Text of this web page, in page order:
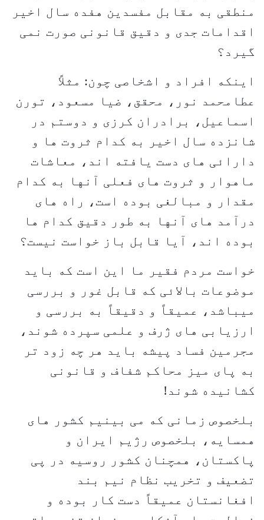
منطقی به مقابل مفسدین هفده سال اخیر
اقدامات جدی و دقیق قانونی صورت نمی
گیرد؟
اینکه افراد و اشخاصی چون: مثلاً
عطامحمد نور، محقق، ضیا مسعود، تورن
اسماعیل، برادران کرزی و دوستم در
شانزده سال اخیر به کدام ثروت ها و
دارائی های دست یافته اند، معاشات
ماهوار و ثروت های فعلی آنها به کدام
مقدار و مبالغی بوده است، راه های
درآمد های آنها به طور دقیق کدام ها
بوده اند، آیا قابل باز خواست نیست؟
خواست مردم فقیر ما این است که باید
موضوعات بالائی که قابل غور و بررسی
میباشد، عمیقاً و دقیقاً به بررسی و
ارزیابی های ژرف و علمی سپرده شوند،
مجرمین فساد پیشه باید هر چه زود تر
به پای میز محاکم شفاف و قانونی
کشانیده شوند!
بلخصوص زمانی که می بینیم کشور های
همسایه، بلخصوص رژیم ایران و
پاکستان، همچنان کشور روسیه در پی
تضعیف و تخریب نظام نیم بند
افغانستان عمیقاً دست کار بوده و